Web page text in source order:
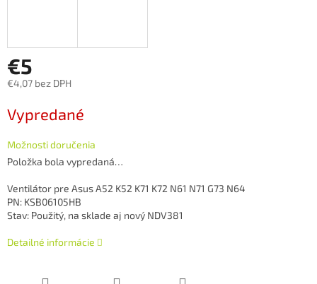
€5
€4,07 bez DPH
cena:
Vypredané
Možnosti doručenia
Položka bola vypredaná…
Ventilátor pre Asus A52 K52 K71 K72 N61 N71 G73 N64
PN: KSB06105HB
Stav: Použitý, na sklade aj nový NDV381
Detailné informácie